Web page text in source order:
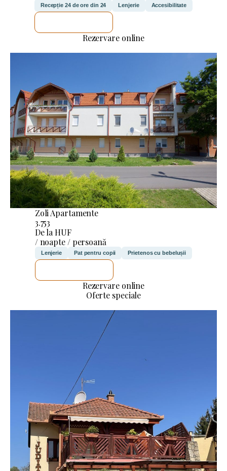
Recepție 24 de ore din 24 Lenjerie Accesibilitate
Rezervare online
Zoli Apartamente
3.753
De la HUF
/ noapte / persoană
Lenjerie Pat pentru copii Prietenos cu bebelușii
Rezervare online
Oferte speciale